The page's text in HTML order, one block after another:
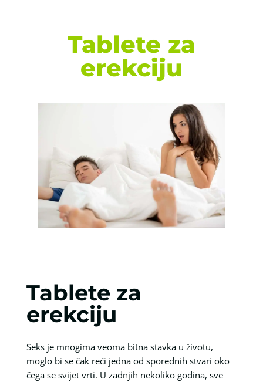
Tablete za
erekciju
Tablete za
erekciju
Seks je mnogima veoma bitna stavka u životu,
moglo bi se čak reći jedna od sporednih stvari oko
čega se svijet vrti. U zadnjih nekoliko godina, sve